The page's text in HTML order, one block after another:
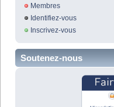
Membres
Identifiez-vous
Inscrivez-vous
Soutenez-nous